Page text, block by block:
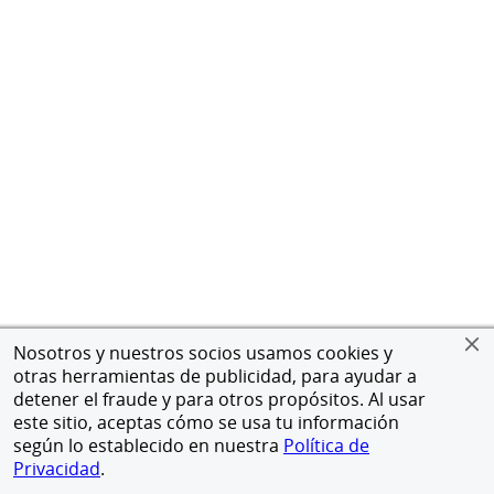
Nosotros y nuestros socios usamos cookies y
otras herramientas de publicidad, para ayudar a
detener el fraude y para otros propósitos. Al usar
este sitio, aceptas cómo se usa tu información
según lo establecido en nuestra Política de
Privacidad.